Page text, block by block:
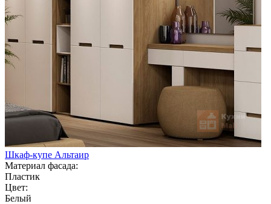
Шкаф-купе Альтаир
Материал фасада:
Пластик
Цвет:
Белый